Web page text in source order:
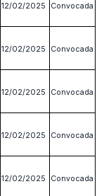
12/02/2025 Convocada
12/02/2025 Convocada
12/02/2025 Convocada
12/02/2025 Convocada
12/02/2025 Convocada